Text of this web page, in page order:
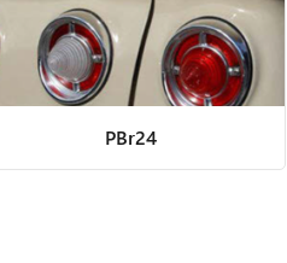
PBr24